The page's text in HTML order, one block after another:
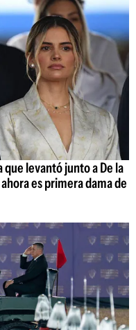
levantó junto a De la
es primera dama de